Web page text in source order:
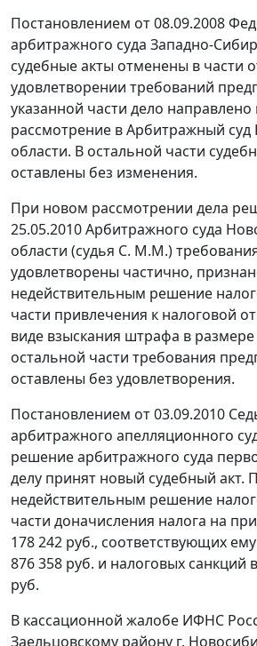
Постановлением от 08.09.2008
арбитражного суда Западно-
судебные акты отменены в части
удовлетворении требований
указанной части дело
рассмотрение в Арбитражный суд
области. В остальной части
оставлены без изменения.
При новом рассмотрении дела
25.05.2010 Арбитражного суда
области (судья С. М.М.)
удовлетворены частично,
недействительным решение
части привлечения к налоговой
виде взыскания штрафа в размере
остальной части требования
оставлены без удовлетворения.
Постановлением от 03.09.2010
арбитражного апелляционного
решение арбитражного суда
делу принят новый судебный акт.
недействительным решение
части доначисления налога на
178 242 руб., соответствующих
876 358 руб. и налоговых санкций
руб.
В кассационной жалобе ИФНС
Заельцовскому району г.